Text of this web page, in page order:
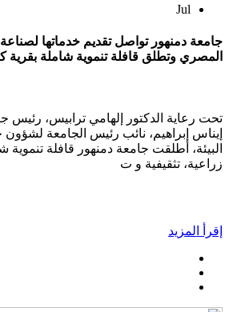
Jul
جامعة دمنهور تواصل تقديم خدماتها
المصري وتطلق قافلة تنموية شاملة بقرية
تحت رعاية الدكتور إلهامي ترابيس، رئيس
إيناس إبراهيم، نائب رئيس الجامعة لشؤون
البيئة، أطلقت جامعة دمنهور قافلة
زراعية، تثقيفية و ت
إقرأ المزيد